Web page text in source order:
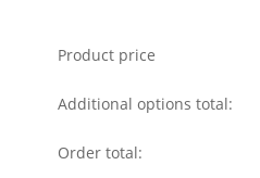
Product price
Additional options total:
Order total: